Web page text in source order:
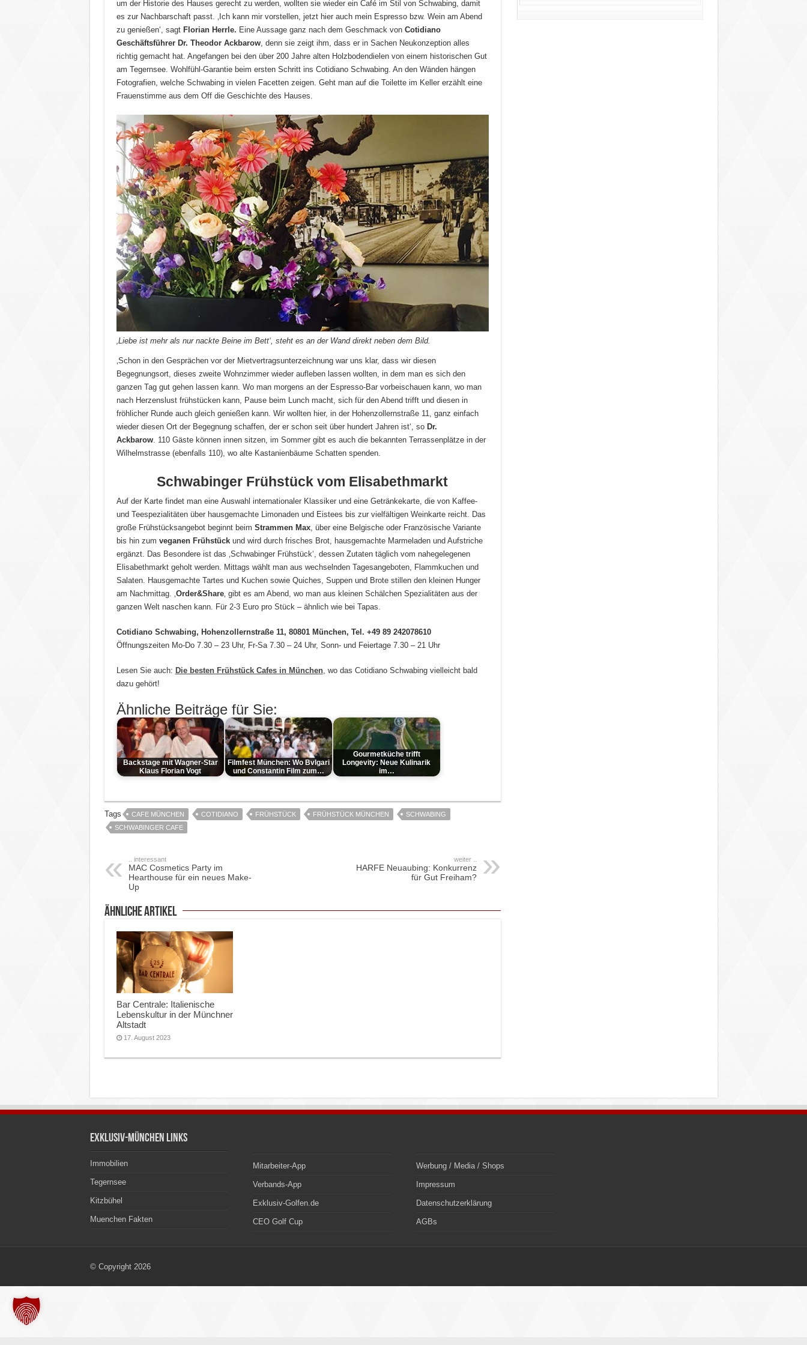
um der Historie des Hauses gerecht zu werden, wollten sie wieder ein Café im Stil von Schwabing, damit
es zur Nachbarschaft passt. ‚Ich kann mir vorstellen, jetzt hier auch mein Espresso bzw. Wein am Abend
zu genießen‘, sagt Florian Herrle. Eine Aussage ganz nach dem Geschmack von Cotidiano
Geschäftsführer Dr. Theodor Ackbarow, denn sie zeigt ihm, dass er in Sachen Neukonzeption alles
richtig gemacht hat. Angefangen bei den über 200 Jahre alten Holzbodendielen von einem historischen Gut
am Tegernsee. Wohlfühl-Garantie beim ersten Schritt ins Cotidiano Schwabing. An den Wänden hängen
Fotografien, welche Schwabing in vielen Facetten zeigen. Geht man auf die Toilette im Keller erzählt eine
Frauenstimme aus dem Off die Geschichte des Hauses.
‚Liebe ist mehr als nur nackte Beine im Bett‘, steht es an der Wand direkt neben dem Bild.
‚Schon in den Gesprächen vor der Mietvertragsunterzeichnung war uns klar, dass wir diesen
Begegnungsort, dieses zweite Wohnzimmer wieder aufleben lassen wollten, in dem man es sich den
ganzen Tag gut gehen lassen kann. Wo man morgens an der Espresso-Bar vorbeischauen kann, wo man
nach Herzenslust frühstücken kann, Pause beim Lunch macht, sich für den Abend trifft und diesen in
fröhlicher Runde auch gleich genießen kann. Wir wollten hier, in der Hohenzollernstraße 11, ganz einfach
wieder diesen Ort der Begegnung schaffen, der er schon seit über hundert Jahren ist‘, so Dr.
Ackbarow. 110 Gäste können innen sitzen, im Sommer gibt es auch die bekannten Terrassenplätze in der
Wilhelmstrasse (ebenfalls 110), wo alte Kastanienbäume Schatten spenden.
Schwabinger Frühstück vom Elisabethmarkt
Auf der Karte findet man eine Auswahl internationaler Klassiker und eine Getränkekarte, die von Kaffee-
und Teespezialitäten über hausgemachte Limonaden und Eistees bis zur vielfältigen Weinkarte reicht. Das
große Frühstücksangebot beginnt beim Strammen Max, über eine Belgische oder Französische Variante
bis hin zum veganen Frühstückund wird durch frisches Brot, hausgemachte Marmeladen und Aufstriche
ergänzt. Das Besondere ist das ‚Schwabinger Frühstück‘, dessen Zutaten täglich vom nahegelegenen
Elisabethmarkt geholt werden. Mittags wählt man aus wechselnden Tagesangeboten, Flammkuchen und
Salaten. Hausgemachte Tartes und Kuchen sowie Quiches, Suppen und Brote stillen den kleinen Hunger
am Nachmittag. ‚ Order&Share‚ gibt es am Abend, wo man aus kleinen Schälchen Spezialitäten aus der
ganzen Welt naschen kann. Für 2-3 Euro pro Stück – ähnlich wie bei Tapas.
Cotidiano Schwabing, Hohenzollernstraße 11, 80801 München, Tel. +49 89 242078610
Öffnungszeiten Mo-Do 7.30 – 23 Uhr, Fr-Sa 7.30 – 24 Uhr, Sonn- und Feiertage 7.30 – 21 Uhr
Lesen Sie auch: Die besten Frühstück Cafes in München, wo das Cotidiano Schwabing vielleicht bald
dazu gehört!
Ähnliche Beiträge für Sie:
Backstage mit Wagner-Star
Klaus Florian Vogt
Filmfest München: Wo Bvlgari
und Constantin Film zum…
Gourmetküche trifft
Longevity: Neue Kulinarik
im…
Tags CAFE MÜNCHEN COTIDIANO FRÜHSTÜCK FRÜHSTÜCK MÜNCHEN
SCHWABING
SCHWABINGER CAFE
.. interessant
MAC Cosmetics Party im
Hearthouse für ein neues Make-
Up
weiter ..
HARFE Neuaubing: Konkurrenz
für Gut Freiham?
ähnliche Artikel
Bar Centrale: Italienische
Lebenskultur in der Münchner
Altstadt
17. August 2023
Exklusiv-München Links
Immobilien
Tegernsee
Kitzbühel
Muenchen Fakten
Mitarbeiter-App
Verbands-App
Exklusiv-Golfen.de
CEO Golf Cup
Werbung / Media / Shops
Impressum
Datenschutzerklärung
AGBs
© Copyright 2026